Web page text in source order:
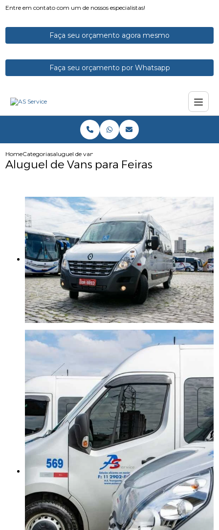
Entre em contato com um de nossos especialistas!
Faça seu orçamento agora mesmo
Faça seu orçamento por Whatsapp
HomeCategoriasaluguel de vans para feiras
Aluguel de Vans para Feiras